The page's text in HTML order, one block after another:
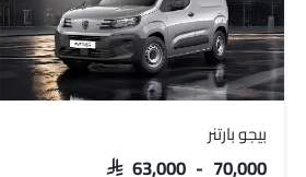
بيجو بارتنر
SAR 63,000 - 70,000